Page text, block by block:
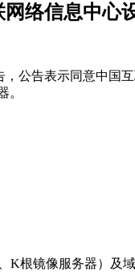
络信息中心
，公告表示同意中国
。
K根镜像服务器）及